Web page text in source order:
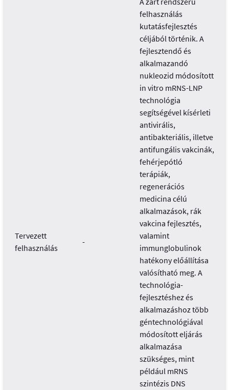
Tervezett
felhasználás
-
felhasználás
kutatásfejlesztés
céljából történik. A
fejlesztendő és
alkalmazandó
nukleozid módosított
in vitro mRNS-LNP
technológia
segítségével kísérleti
antivirális,
antibakteriális, illetve
antifungális vakcinák,
fehérjepótló
terápiák,
regenerációs
medicina célú
alkalmazások, rák
vakcina fejlesztés,
valamint
immunglobulinok
hatékony előállítása
valósítható meg. A
technológia-
fejlesztéshez és
alkalmazáshoz több
géntechnológiával
módosított eljárás
alkalmazása
szükséges, mint
például mRNS
szintézis DNS